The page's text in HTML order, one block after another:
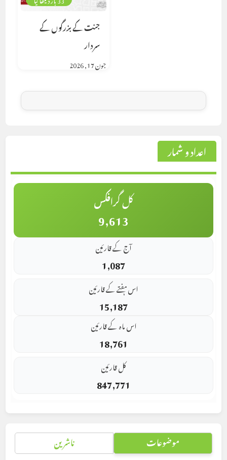
جنت کے بزرگوں کے
سردار
جون 17, 2026
اعداد و شمار
کل گرافکس
9,613
آج کے قارئین
1,087
اس ہفتے کے قارئین
15,187
اس ماہ کے قارئین
18,761
کل قارئین
847,771
موضوعات ناشرین